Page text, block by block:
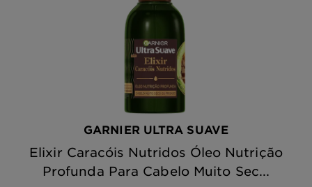
GARNIER ULTRA SUAVE
Elixir Caracóis Nutridos Óleo Nutrição
Profunda Para Cabelo Muito Sec...